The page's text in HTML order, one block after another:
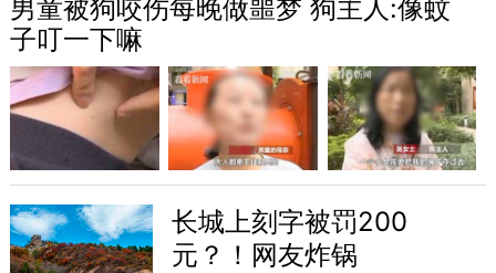
男童被狗咬伤每晚做噩梦 狗主人:像蚊
子叮一下嘛
长城上刻字被罚200
元？！网友炸锅